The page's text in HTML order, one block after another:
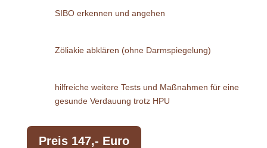
SIBO erkennen und angehen
Zöliakie abklären (ohne Darmspiegelung)
hilfreiche weitere Tests und Maßnahmen für eine
gesunde Verdauung trotz HPU
Preis 147,- Euro